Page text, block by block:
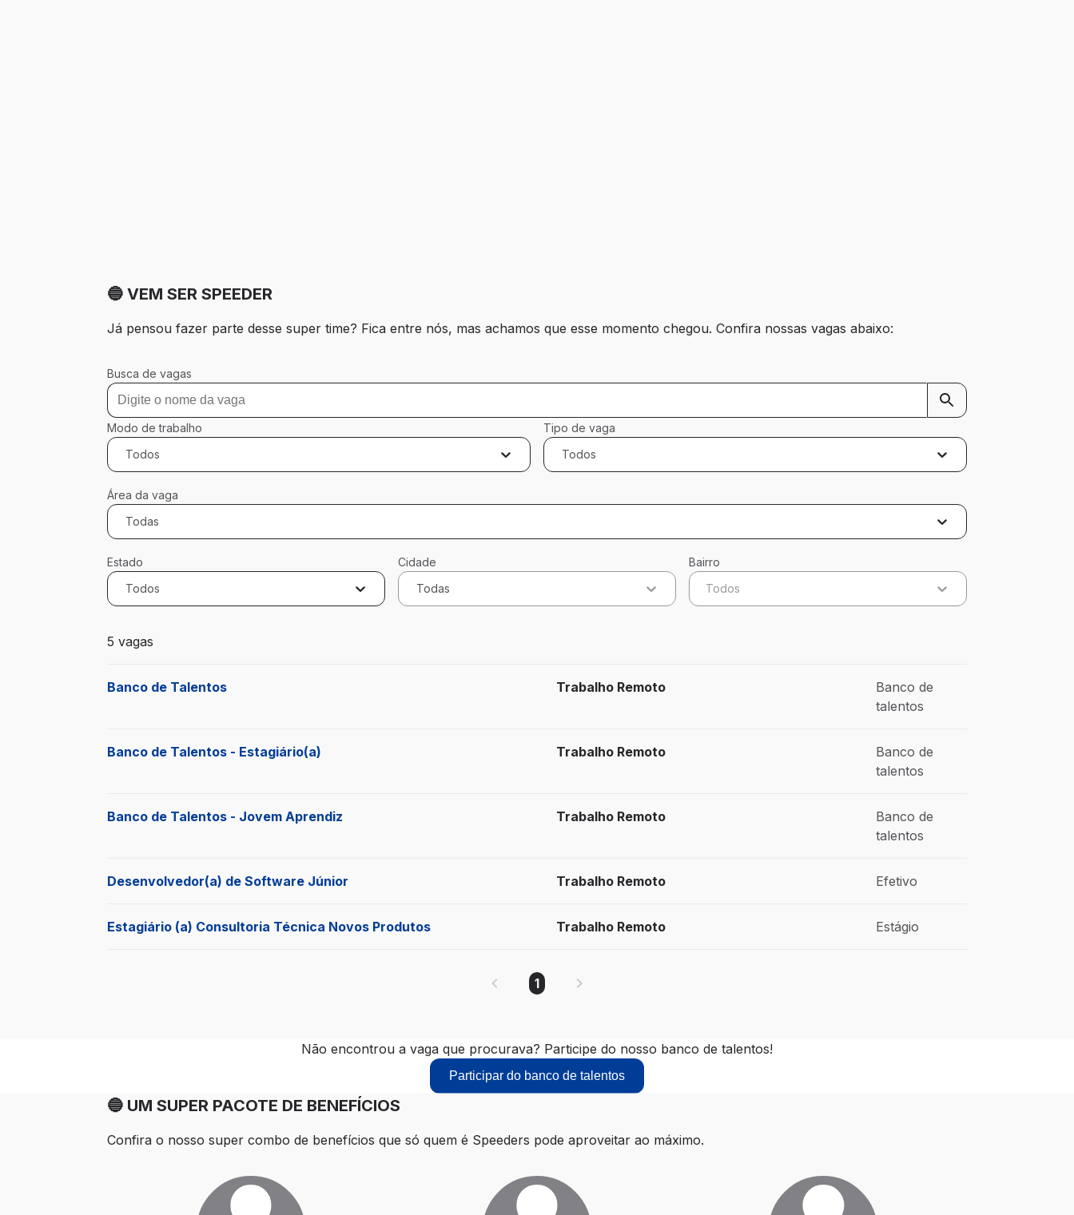
🔵 VEM SER SPEEDER
Já pensou fazer parte desse super time? Fica entre nós, mas achamos que esse momento chegou. Confira nossas vagas abaixo:
Busca de vagas
Modo de trabalho
Todos
Tipo de vaga
Todos
Área da vaga
Todas
Estado
Todos
Cidade
Todas
Bairro
Todos
5 vagas encontradas para 0 filtros aplicados
5 vagas
Banco de Talentos Trabalho Remoto
Banco de
talentos
Banco de Talentos - Estagiário(a) Trabalho Remoto
Banco de
talentos
Banco de Talentos - Jovem Aprendiz Trabalho Remoto
Banco de
talentos
Desenvolvedor(a) de Software Júnior Trabalho Remoto Efetivo
Estagiário (a) Consultoria Técnica Novos Produtos Trabalho Remoto Estágio
1
Não encontrou a vaga que procurava? Participe do nosso banco de talentos!
Participar do banco de talentos
🔵 UM SUPER PACOTE DE BENEFÍCIOS
Confira o nosso super combo de benefícios que só quem é Speeders pode aproveitar ao máximo.